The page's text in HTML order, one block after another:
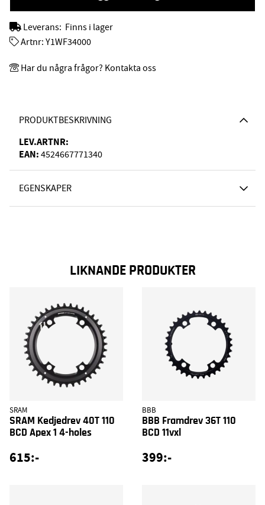
PRODUKTBESKRIVNING
LEV.ARTNR:
EAN: 4524667771340
EGENSKAPER
Leverans: Finns i lager
Artnr: Y1WF34000
Har du några frågor? Kontakta oss
LIKNANDE PRODUKTER
SRAM
SRAM Kedjedrev 40T 110
BCD Apex 1 4-holes
615:-
BBB
BBB Framdrev 36T 110
BCD 11vxl
399:-